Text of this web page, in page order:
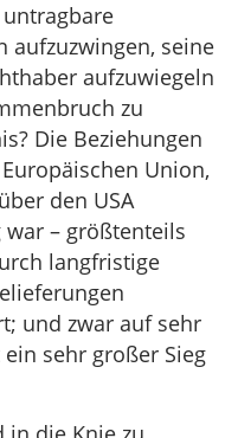
aufzuzwingen, seine
aufzuwiegeln
zu
Die Beziehungen
Union,
den USA
– größtenteils
langfristige
und zwar auf sehr
sehr großer Sieg